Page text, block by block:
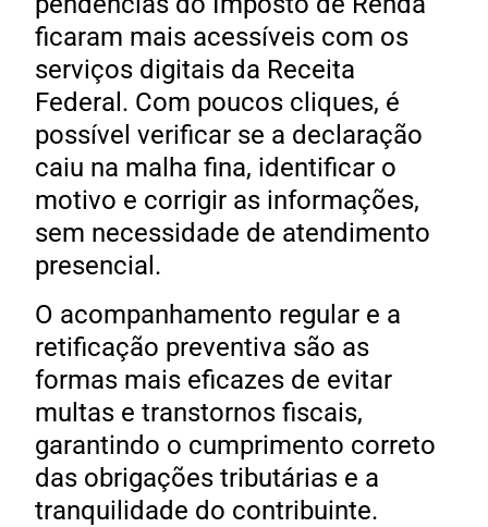
ficaram mais acessíveis com os
serviços digitais da Receita
Federal. Com poucos cliques, é
possível verificar se a declaração
caiu na malha fina, identificar o
motivo e corrigir as informações,
sem necessidade de atendimento
presencial.
O acompanhamento regular e a
retificação preventiva são as
formas mais eficazes de evitar
multas e transtornos fiscais,
garantindo o cumprimento correto
das obrigações tributárias e a
tranquilidade do contribuinte.